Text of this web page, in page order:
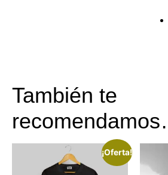
También te
¡Oferta!